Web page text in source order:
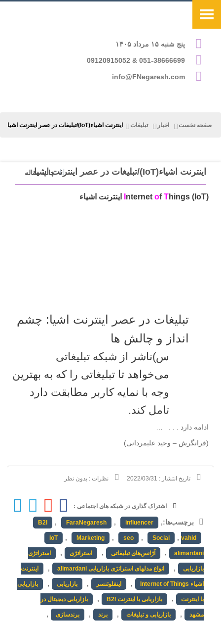
پنج شنبه ۱۵ مرداد ۱۴۰۵
051-38666699 & 09120915052
info@FNegaresh.com
صفحه نخست اخبار تبلیغات اینترنت اشیاء(IoT)/تبلیغات در عصر اینترنت اشیا
اینترنت اشیاء(IoT)/تبلیغات در عصر اینترنت اشیا چاپ مقاله
nternet ofThings (IoT) اینترنت اشیاء
تبلیغات در عصر اینترنت اشیا: چشم
انداز و چالش ها
س)ناشر از شبکه تبلیغاتی
می‌خواهد تا تبلیغاتی را که به بهترین
وجه با نمایه کاربر مطابقت دارد
تامل کند.
ادامه دارد . . . …
(فرانگرش – وحید علیمردانی)
تاریخ انتشار : 2022/03/31 نظرات : بدون نظر
اشتراک گذاری در شبکه های اجتماعی :
برچسب‌ها: B2I , FaraNegaresh , influencer ,
IoT , Marketing , seo , Social , vahid
alimardani
, آژانس‌های تبلیغاتی , استراتژی , استراتژی
بازاریابی , انواع مدلهای استراتژی بازاریابی alimardani , اینترنت
اشیاء Internet of Things , اینفلوئنسر , بازاریابی , بازاریابی
با اینترنت , بازاریابی با اینترنت B2I , بازاریابی دیجیتال در
مشهد , بازاریابی و تبلیغات , برند , برندسازی ,